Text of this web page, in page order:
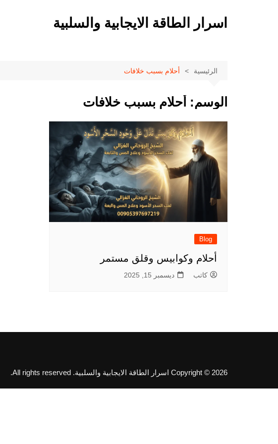
اسرار الطاقة الايجابية والسلبية
الرئيسية أحلام بسبب خلافات
الوسم: أحلام بسبب خلافات
Blog
أحلام وكوابيس وقلق مستمر
كاتب ديسمبر 15, 2025
Copyright © 2026 اسرار الطاقة الايجابية والسلبية. All rights reserved.